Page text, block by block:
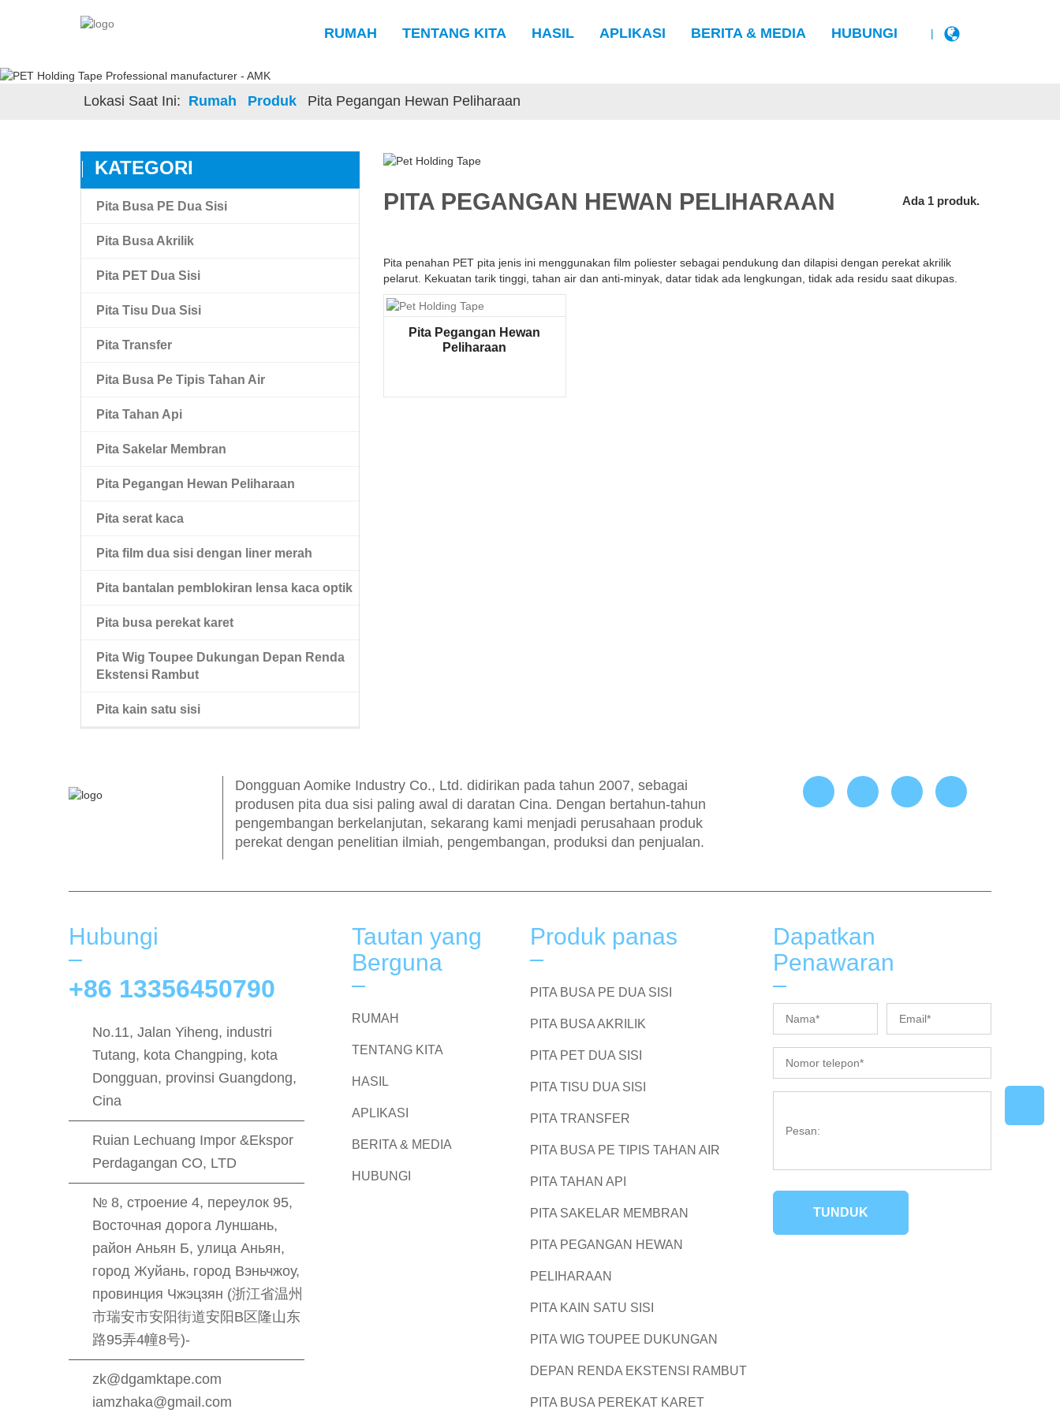
RUMAH TENTANG KITA HASIL APLIKASI BERITA & MEDIA HUBUNGI |
Lokasi Saat Ini: Rumah Produk Pita Pegangan Hewan Peliharaan
KATEGORI
Pita Busa PE Dua Sisi
Pita Busa Akrilik
Pita Busa Akrilik
Amk Pita Busa Akrilik Ikatan Tinggi
Pita PET Dua Sisi
Pita Film Hewan Peliharaan Transparan
Liner Pel Merah
Pita Tisu Dua Sisi
Pita Transfer
Pita Busa Pe Tipis Tahan Air
Pita Tahan Api
Pita Sakelar Membran
Pita Pegangan Hewan Peliharaan
Pita serat kaca
Pita film dua sisi dengan liner merah
Pita bantalan pemblokiran lensa kaca optik
Pita busa perekat karet
Pita Wig Toupee Dukungan Depan Renda
Ekstensi Rambut
pita wig dua sisi
Pita kain satu sisi
PITA PEGANGAN HEWAN PELIHARAAN Ada 1 produk.
Pita penahan PET pita jenis ini menggunakan film poliester sebagai pendukung dan dilapisi dengan perekat akrilik
pelarut. Kekuatan tarik tinggi, tahan air dan anti-minyak, datar tidak ada lengkungan, tidak ada residu saat dikupas.
Pita Pegangan Hewan
Peliharaan
Dongguan Aomike Industry Co., Ltd. didirikan pada tahun 2007, sebagai
produsen pita dua sisi paling awal di daratan Cina. Dengan bertahun-tahun
pengembangan berkelanjutan, sekarang kami menjadi perusahaan produk
perekat dengan penelitian ilmiah, pengembangan, produksi dan penjualan.
Hubungi
+86 13356450790
No.11, Jalan Yiheng, industri
Tutang, kota Changping, kota
Dongguan, provinsi Guangdong,
Cina
Ruian Lechuang Impor &Ekspor
Perdagangan CO, LTD
№ 8, строение 4, переулок 95,
Восточная дорога Луншань,
район Аньян Б, улица Аньян,
город Жуйань, город Вэньчжоу,
провинция Чжэцзян (浙江省温州
市瑞安市安阳街道安阳B区隆山东
路95弄4幢8号)-
zk@dgamktape.com
iamzhaka@gmail.com
Tautan yang
Berguna
RUMAH
TENTANG KITA
HASIL
APLIKASI
BERITA & MEDIA
HUBUNGI
Produk panas
PITA BUSA PE DUA SISI
PITA BUSA AKRILIK
PITA PET DUA SISI
PITA TISU DUA SISI
PITA TRANSFER
PITA BUSA PE TIPIS TAHAN AIR
PITA TAHAN API
PITA SAKELAR MEMBRAN
PITA PEGANGAN HEWAN
PELIHARAAN
PITA KAIN SATU SISI
PITA WIG TOUPEE DUKUNGAN
DEPAN RENDA EKSTENSI RAMBUT
PITA BUSA PEREKAT KARET
Dapatkan
Penawaran
TUNDUK